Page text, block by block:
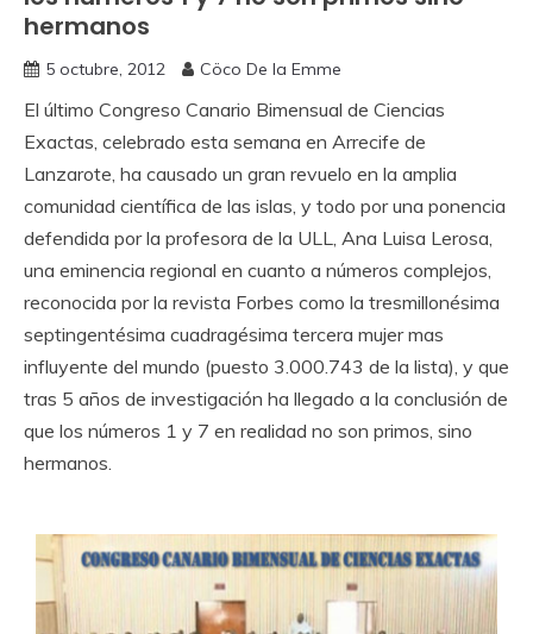
hermanos
5 octubre, 2012 Cöco De la Emme
El último Congreso Canario Bimensual de Ciencias
Exactas, celebrado esta semana en Arrecife de
Lanzarote, ha causado un gran revuelo en la amplia
comunidad científica de las islas, y todo por una ponencia
defendida por la profesora de la ULL, Ana Luisa Lerosa,
una eminencia regional en cuanto a números complejos,
reconocida por la revista Forbes como la tresmillonésima
septingentésima cuadragésima tercera mujer mas
influyente del mundo (puesto 3.000.743 de la lista), y que
tras 5 años de investigación ha llegado a la conclusión de
que los números 1 y 7 en realidad no son primos, sino
hermanos.